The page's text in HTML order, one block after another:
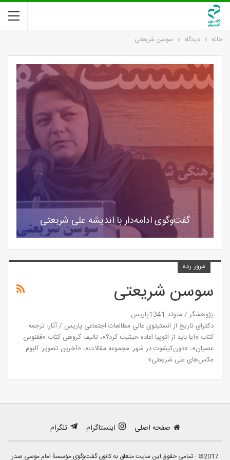
خانه دیدگاه سوسن شریعتی
گفت‌وگوی ادامه‌دار با اندیشه علی شریعتی
مرور رده
سوسن شریعتی
پژوهشگر / متولد 1341پاریس
دکترای تاریخ از انستیتوی عالی مطالعات اجتماعی پاریس / آثار: ترجمه
کتاب «آیا باید از اتوپیا اعاده حیثیت کرد؟»، تالیف گروهی کتاب «ققنوس
عصیان»، «دون‌کیشوت در شهر: مجموعه مقالات»، «آخرین تصویر: آلبوم
عکس‌های علی شریعتی»
صفحه اصلی اینستاگرام تلگرام
2017© - تمامی حقوق این سایت متعلق به کانون گفت‌وگوی مؤسسهٔ امام موسی صدر